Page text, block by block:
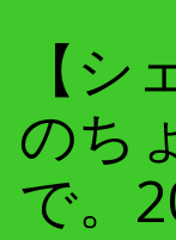
【
のち
で。